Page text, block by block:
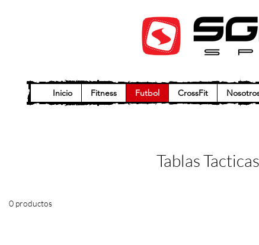
Inicio Fitness Futbol CrossFit
Tablas Tacticas
0 productos